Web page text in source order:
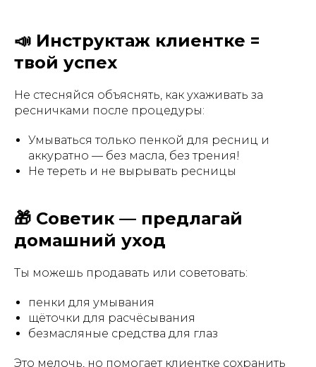
📣 Инструктаж клиентке =
твой успех
Не стесняйся объяснять, как ухаживать за
ресничками после процедуры:
Умываться только пенкой для ресниц и
аккуратно — без масла, без трения!
Не тереть и не вырывать ресницы
🎁 Советик — предлагай
домашний уход
Ты можешь продавать или советовать:
пенки для умывания
щёточки для расчёсывания
безмасляные средства для глаз
Это мелочь, но помогает клиентке сохранить